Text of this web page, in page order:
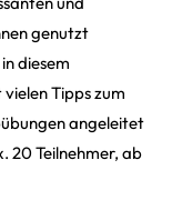
genutzt
diesem
Tipps zum
angeleitet
20 Teilnehmer, ab